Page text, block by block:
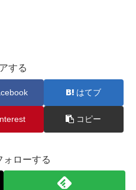
する
はてブ
コピー
ォローする